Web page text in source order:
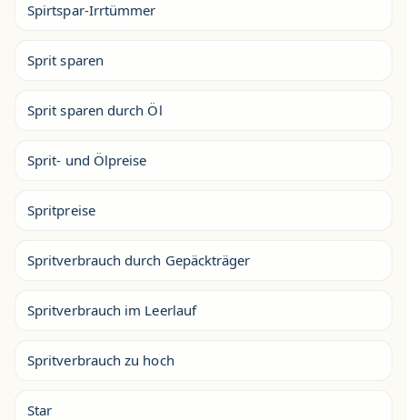
Spirtspar-Irrtümmer
Sprit sparen
Sprit sparen durch Öl
Sprit- und Ölpreise
Spritpreise
Spritverbrauch durch Gepäckträger
Spritverbrauch im Leerlauf
Spritverbrauch zu hoch
Star